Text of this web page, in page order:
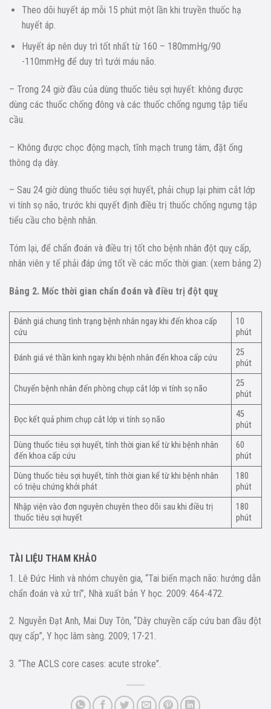
Theo dõi huyết áp mỗi 15 phút một lần khi truyền thuốc hạ
huyết áp.
Huyết áp nên duy trì tốt nhất từ 160 – 180mmHg/90
-110mmHg để duy trì tưới máu não.
– Trong 24 giờ đầu của dùng thuốc tiêu sợi huyết: không được
dùng các thuốc chống đông và các thuốc chống ngưng tập tiểu
cầu.
– Không được chọc động mạch, tĩnh mạch trung tâm, đặt ống
thông dạ dày.
– Sau 24 giờ dùng thuốc tiêu sợi huyết, phải chụp lại phim cắt lớp
vi tính sọ não, trước khi quyết định điều trị thuốc chống ngưng tập
tiểu cầu cho bệnh nhân.
Tóm lại, để chẩn đoán và điều trị tốt cho bệnh nhân đột quỵ cấp,
nhân viên y tế phải đáp ứng tốt về các mốc thời gian: (xem bảng 2)
Bảng 2. Mốc thời gian chẩn đoán và điều trị đột quỵ
Đánh giá chung tình trạng bệnh nhân ngay khi đến khoa cấp
cứu
10
phút
Đánh giá vé thần kinh ngay khi bệnh nhân đến khoa cấp cứu
25
phút
Chuyển bệnh nhân đến phòng chụp cắt lớp vi tính sọ não
25
phút
Đọc kết quả phim chụp cắt lớp vi tính sọ não
45
phút
Dùng thuốc tiêu sợi huyết, tính thời gian kể từ khi bệnh nhân
đến khoa cấp cứu
60
phút
Dùng thuốc tiêu sợi huyết, tính thời gian kể từ khi bệnh nhân
có triệu chứng khởi phát
180
phút
Nhập viện vào đơn nguyên chuyên theo dõi sau khi điều trị
thuốc tiêu sợi huyết
180
phút
TÀI LIỆU THAM KHẢO
1. Lê Đức Hinh và nhóm chuyên gia, “Tai biến mạch não: hướng dẫn
chẩn đoán và xử trí”, Nhà xuất bản Y học. 2009: 464-472.
2. Nguyễn Đạt Anh, Mai Duy Tôn, “Dây chuyền cấp cứu ban đầu đột
quỵ cấp”, Y học lâm sàng. 2009; 17-21.
3. “The ACLS core cases: acute stroke”.